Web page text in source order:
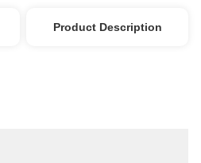
Product Description